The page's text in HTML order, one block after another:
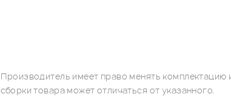
Производитель имеет право менять
сборки товара может отличаться от указанного.